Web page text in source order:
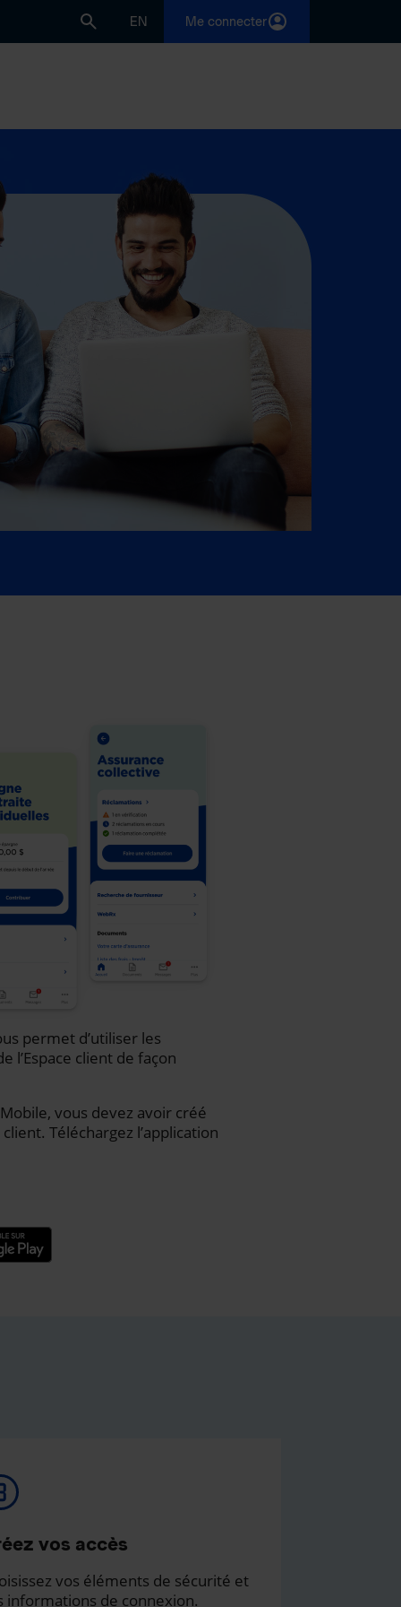
EN Me connecter
permet d’utiliser les
l’Espace client de façon
vous devez avoir créé
Téléchargez l’application
vos accès
vos éléments de sécurité et
informations de connexion.